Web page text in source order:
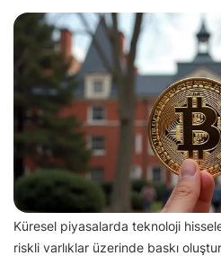
Küresel piyasalarda teknoloji
riskli varlıklar üzerinde baskı